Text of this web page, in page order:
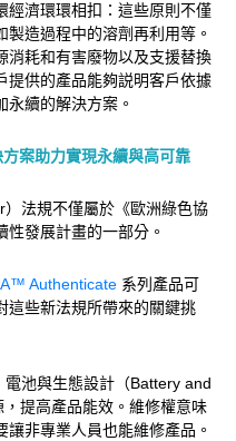
經濟環環相扣：這些原則不僅
造過程中的溶劑再利用等。
消耗和有害廢物以及支援替換
提供的產品能夠説明客戶依據
續的解決方案。
案助力實現永續與高可靠
法規不僅屬於《歐洲綠色協
發展計畫的一部分。
Authenticate 系列產品可
這些新法規所帶來的關鍵挑
池與生態設計（Battery and
提高產品能效。維修權意味
非專業人員也能維修產品。